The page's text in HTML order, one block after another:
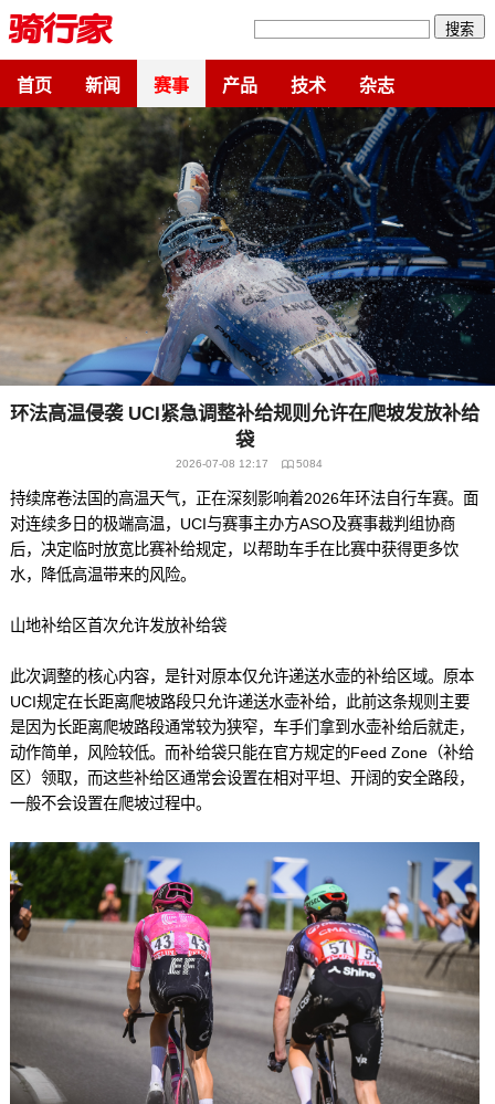
搜索
首页 新闻 赛事 产品 技术 杂志
环法高温侵袭 UCI紧急调整补给规则允许在爬坡发放补给
袋
2026-07-08 12:17 5084
持续席卷法国的高温天气，正在深刻影响着2026年环法自行车赛。面
对连续多日的极端高温，UCI与赛事主办方ASO及赛事裁判组协商
后，决定临时放宽比赛补给规定，以帮助车手在比赛中获得更多饮
水，降低高温带来的风险。
山地补给区首次允许发放补给袋
此次调整的核心内容，是针对原本仅允许递送水壶的补给区域。原本
UCI规定在长距离爬坡路段只允许递送水壶补给，此前这条规则主要
是因为长距离爬坡路段通常较为狭窄，车手们拿到水壶补给后就走，
动作简单，风险较低。而补给袋只能在官方规定的Feed Zone（补给
区）领取，而这些补给区通常会设置在相对平坦、开阔的安全路段，
一般不会设置在爬坡过程中。